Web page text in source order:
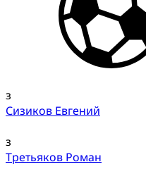
з
Сизиков Евгений
з
Третьяков Роман